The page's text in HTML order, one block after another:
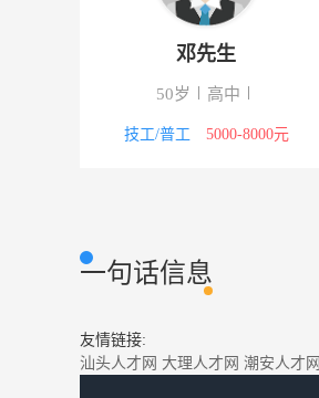
邓先生
50岁 高中
技工/普工 5000-8000元
一句话信息
友情链接:
汕头人才网 大理人才网 潮安人才网